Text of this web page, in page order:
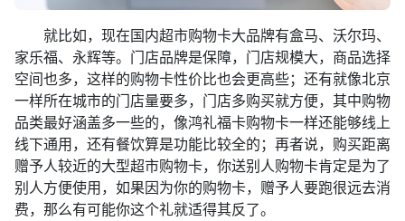
就比如，现在国内超市购物卡大品牌有盒马、沃尔玛、
家乐福、永辉等。门店品牌是保障，门店规模大，商品选择
空间也多，这样的购物卡性价比也会更高些；还有就像北京
一样所在城市的门店量要多，门店多购买就方便，其中购物
品类最好涵盖多一些的，像鸿礼福卡购物卡一样还能够线上
线下通用，还有餐饮算是功能比较全的；再者说，购买距离
赠予人较近的大型超市购物卡，你送别人购物卡肯定是为了
别人方便使用，如果因为你的购物卡，赠予人要跑很远去消
费，那么有可能你这个礼就适得其反了。